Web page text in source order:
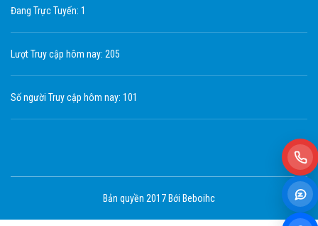
Đang Trực Tuyến: 1
Lượt Truy cập hôm nay: 205
Số người Truy cập hôm nay: 101
Bản quyền 2017 Bới Beboihc